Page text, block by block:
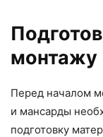
монтажу
Перед началом
и мансарды
подготовку